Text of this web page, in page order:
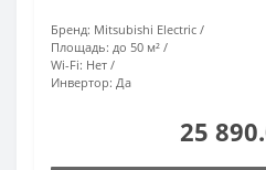
Бренд: Mitsubishi Electric
Площадь: до 50 м²
Wi-Fi: Нет
Инвертор: Да
25